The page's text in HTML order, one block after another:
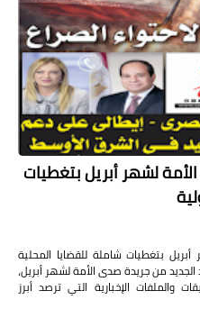
لشهر أبريل بتغطيات
بتغطيات شاملة للقضايا المحلية
من جريدة صدى الأمة لشهر أبريل،
الإخبارية التي ترصد أبرز